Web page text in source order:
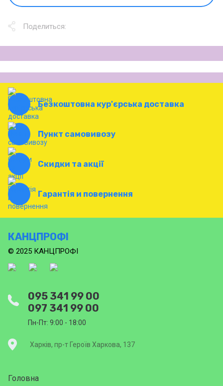
Поделиться:
Безкоштовна кур'єрська доставка
Пункт самовивозу
Скидки та акції
Гарантія и повернення
КАНЦПРОФІ
© 2025 КАНЦПРОФІ
095 341 99 00
097 341 99 00
Пн-Пт: 9:00 - 18:00
Харків, пр-т Героїв Харкова, 137
Головна